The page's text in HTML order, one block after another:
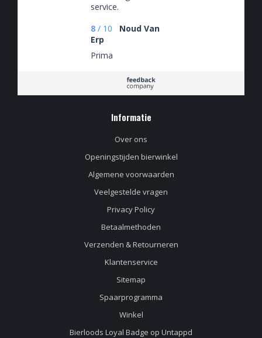
service.
8 / 10
Noud Van
Erp
Prima
Informatie
Over ons
Openingstijden bierwinkel
Algemene voorwaarden
Veelgestelde vragen
Privacy Policy
Betaalmethoden
Verzenden & Retourneren
Klantenservice
Sitemap
Spaarprogramma
Winkel
Bierloods Loyal Badge op Untappd